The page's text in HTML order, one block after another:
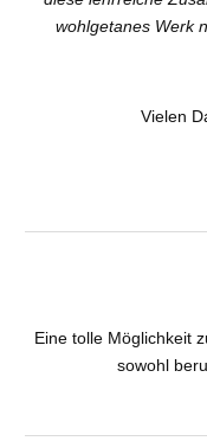
wohlgetanes Werk
Vielen
Eine tolle Möglichkeit
sowohl